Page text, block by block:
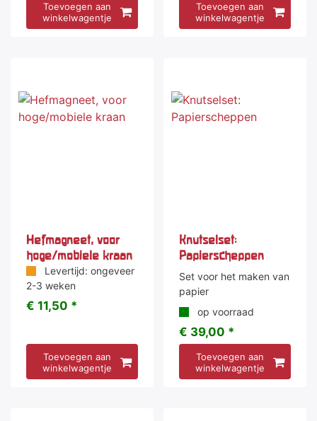
Toevoegen aan
winkelwagentje
Toevoegen aan
winkelwagentje
Hefmagneet, voor
hoge/mobiele kraan
Levertijd: ongeveer
2-3 weken
€ 11,50 *
Toevoegen aan
winkelwagentje
Knutselset:
Papierscheppen
Set voor het maken van
papier
op voorraad
€ 39,00 *
Toevoegen aan
winkelwagentje